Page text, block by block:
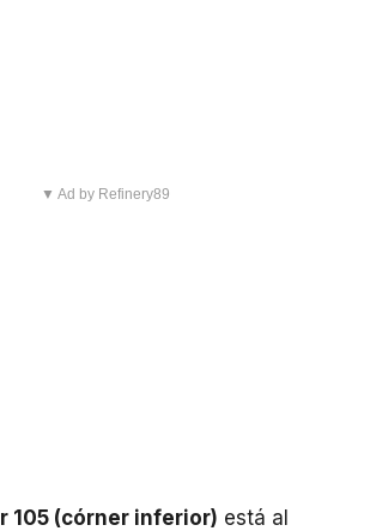
▼ Ad by Refinery89
105 (córner inferior) está al